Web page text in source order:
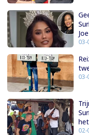
Joe
03-
03-
02-